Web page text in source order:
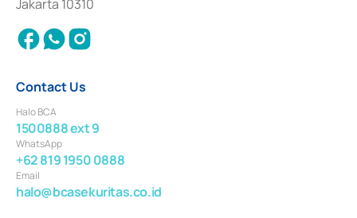
2018.
Jakarta 10310
Contact Us
Halo BCA
1500888 ext 9
WhatsApp
+62 819 1950 0888
Email
halo@bcasekuritas.co.id